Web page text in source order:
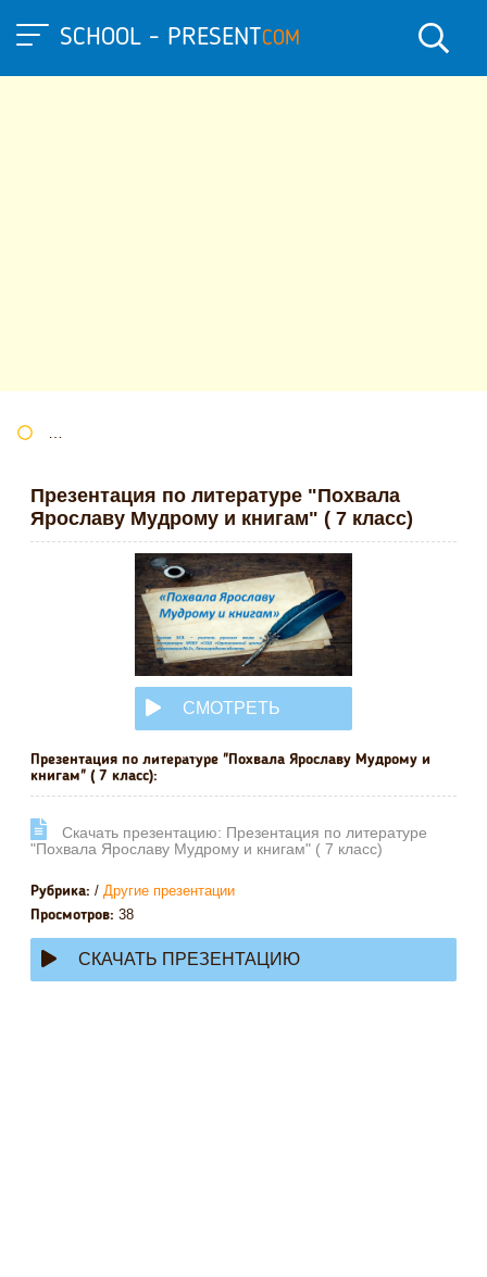
SCHOOL - PRESENTCOM
Презентация по литературе "Похвала
Ярославу Мудрому и книгам" ( 7 класс)
СМОТРЕТЬ
Презентация по литературе "Похвала Ярославу Мудрому и
книгам" ( 7 класс):
Cкачать презентацию: Презентация по литературе
"Похвала Ярославу Мудрому и книгам" ( 7 класс)
Рубрика: / Другие презентации
Просмотров: 38
СКАЧАТЬ ПРЕЗЕНТАЦИЮ